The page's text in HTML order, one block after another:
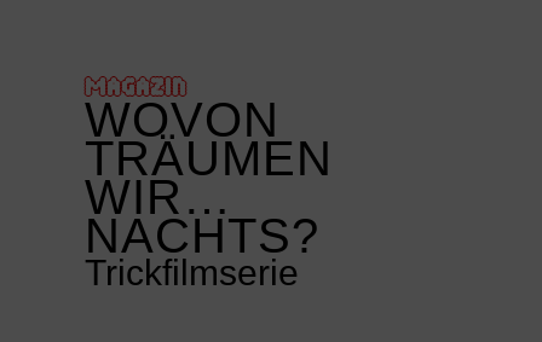
MAGAZIN
WOVON
TRÄUMEN
WIR…
NACHTS?
Trickfilmserie